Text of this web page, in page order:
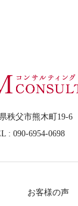
秩父市熊木町19-6
: 090-6954-0698
お客様の声